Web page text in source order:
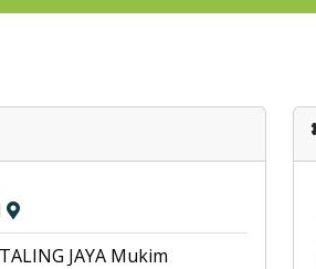
JAYA Mukim